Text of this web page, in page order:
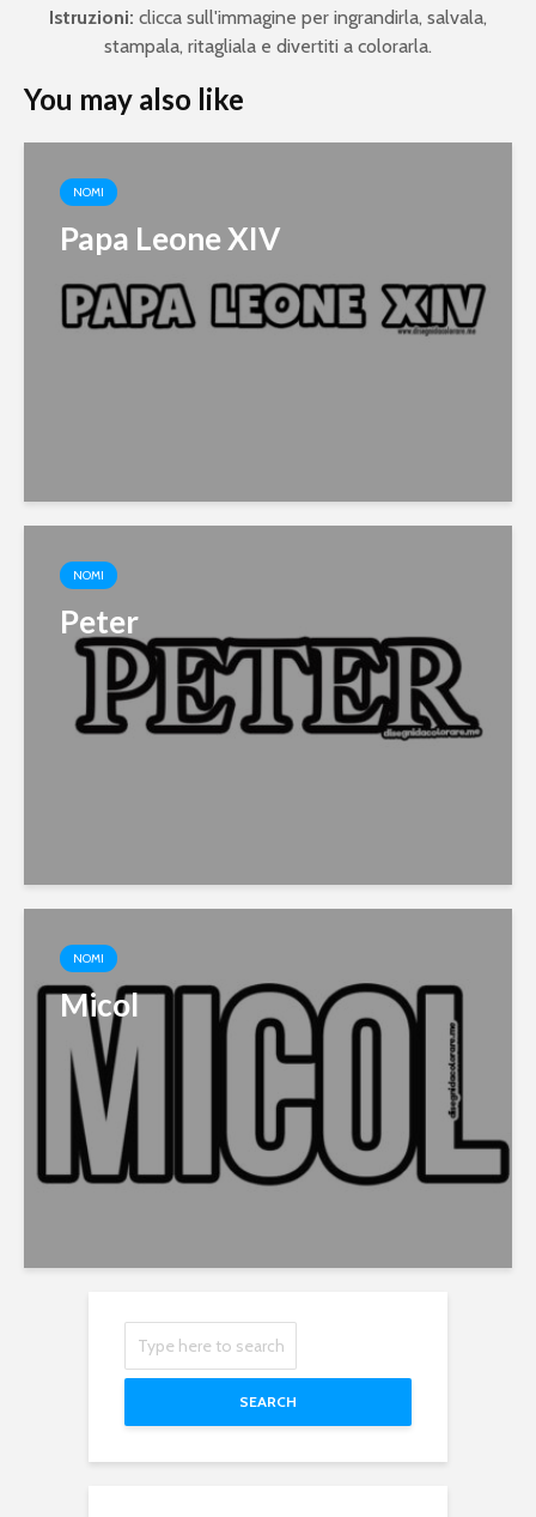
Istruzioni: clicca sull'immagine per ingrandirla, salvala,
stampala, ritagliala e divertiti a colorarla.
You may also like
NOMI
Papa Leone XIV
NOMI
Peter
NOMI
Micol
SEARCH